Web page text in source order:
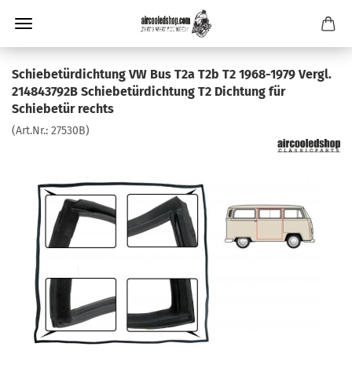
Schiebetürdichtung VW Bus T2a T2b T2 1968-1979 Vergl.
214843792B Schiebetürdichtung T2 Dichtung für
Schiebetür rechts
(Art.Nr.: 27530B)